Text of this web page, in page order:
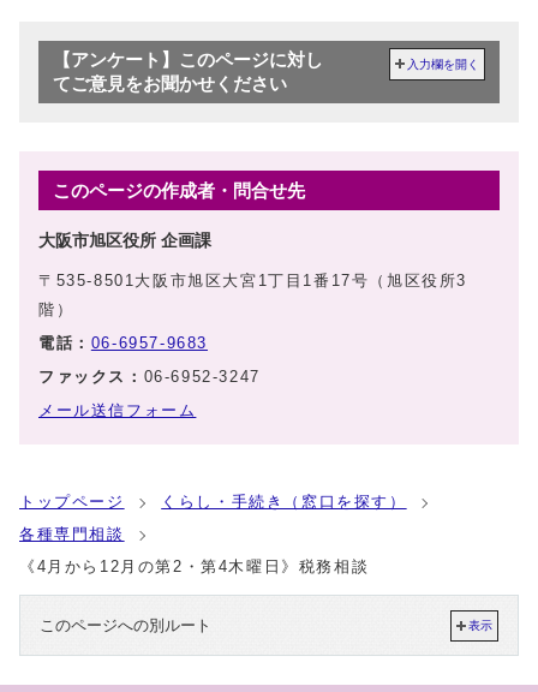
【アンケート】このページに対し
てご意見をお聞かせください
入力欄を開く
このページの作成者・問合せ先
大阪市旭区役所 企画課
〒535-8501大阪市旭区大宮1丁目1番17号（旭区役所3
階）
電話： 06-6957-9683
ファックス： 06-6952-3247
メール送信フォーム
トップページ
くらし・手続き（窓口を探す）
各種専門相談
《4月から12月の第2・第4木曜日》税務相談
このページへの別ルート 表示